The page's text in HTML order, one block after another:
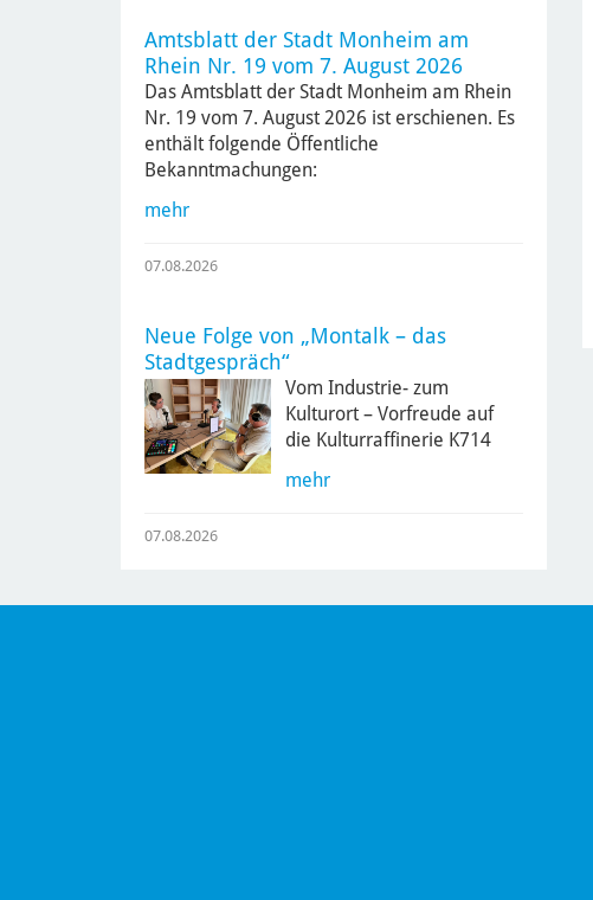
Amtsblatt der Stadt Monheim am
Rhein Nr. 19 vom 7. August 2026
Das Amtsblatt der Stadt Monheim am Rhein
Nr. 19 vom 7. August 2026 ist erschienen. Es
enthält folgende Öffentliche
Bekanntmachungen:
mehr
07.08.2026
Neue Folge von „Montalk – das
Stadtgespräch“
Vom Industrie- zum
Kulturort – Vorfreude auf
die Kulturraffinerie K714
mehr
07.08.2026